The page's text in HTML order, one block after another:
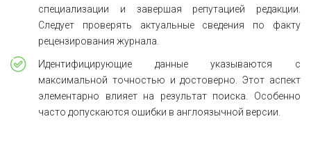
специализации и завершая репутацией редакции.
Следует проверять актуальные сведения по факту
рецензирования журнала.
Идентифицирующие данные указываются с
максимальной точностью и достоверно. Этот аспект
элементарно влияет на результат поиска. Особенно
часто допускаются ошибки в англоязычной версии.